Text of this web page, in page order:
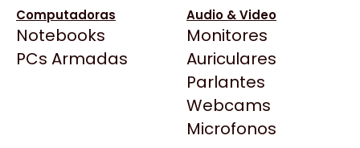
Computadoras
Notebooks
PCs Armadas
Audio & Video
Monitores
Auriculares
Parlantes
Webcams
Microfonos
BenQ
CX
Cooler Master
Todas las Tiendas
$4.479.251
Ver producto en la página de Max Tecno